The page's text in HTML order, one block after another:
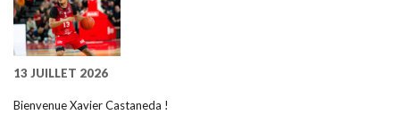
13 JUILLET 2026
Bienvenue Xavier Castaneda !